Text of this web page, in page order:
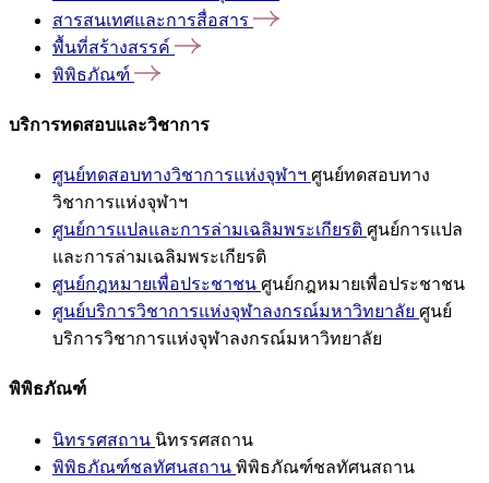
สารสนเทศและการสื่อสาร
พื้นที่สร้างสรรค์
พิพิธภัณฑ์
บริการทดสอบและวิชาการ
ศูนย์ทดสอบทางวิชาการแห่งจุฬาฯ ศูนย์ทดสอบทาง
วิชาการแห่งจุฬาฯ
ศูนย์การแปลและการล่ามเฉลิมพระเกียรติ ศูนย์การแปล
และการล่ามเฉลิมพระเกียรติ
ศูนย์กฎหมายเพื่อประชาชน ศูนย์กฎหมายเพื่อประชาชน
ศูนย์บริการวิชาการแห่งจุฬาลงกรณ์มหาวิทยาลัย ศูนย์
บริการวิชาการแห่งจุฬาลงกรณ์มหาวิทยาลัย
พิพิธภัณฑ์
นิทรรศสถาน นิทรรศสถาน
พิพิธภัณฑ์ชลทัศนสถาน พิพิธภัณฑ์ชลทัศนสถาน